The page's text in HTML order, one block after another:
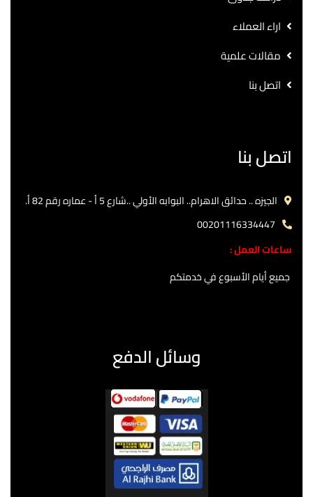
اراء العملاء
مقالات علمية
اتصل بنا
اتصل بنا
الجيزه .. حدائق الاهرام.. البوابه الأولي ..شارع 5 أ - عماره رقم 82 أ.
00201116334447
ساعات العمل :
جميع أيام الأسبوع في خدمتكم
وسائل الدفع